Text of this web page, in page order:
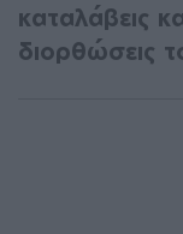
καταλάβεις
διορθώσεις